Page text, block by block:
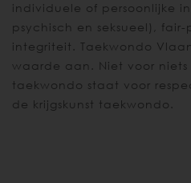
individuele of persoonlijke
psychisch en seksueel),
integriteit. Taekwondo
waarde aan. Niet voor niets
taekwondo staat voor
de krijgskunst taekwondo.